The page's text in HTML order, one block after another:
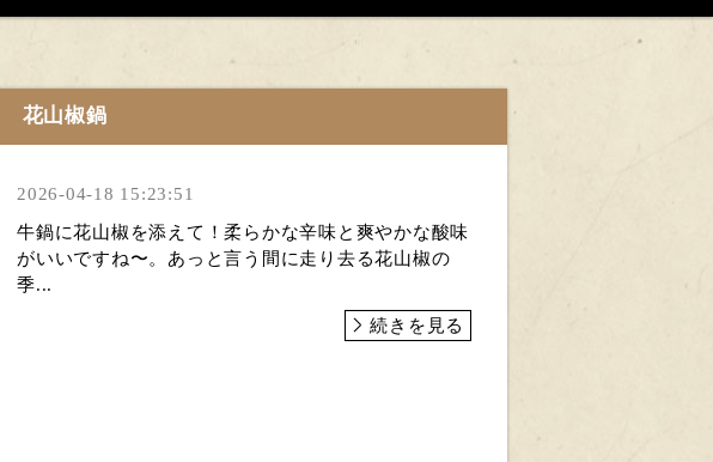
花山椒鍋
2026-04-18 15:23:51
牛鍋に花山椒を添えて！柔らかな辛味と爽やかな酸味
がいいですね〜。あっと言う間に走り去る花山椒の
季...
続きを見る